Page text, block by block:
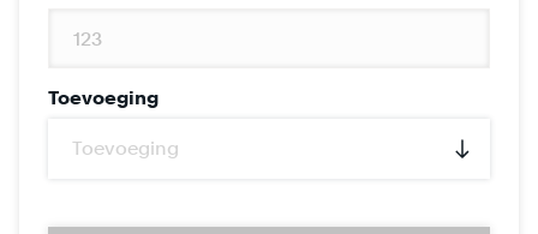
Toevoeging